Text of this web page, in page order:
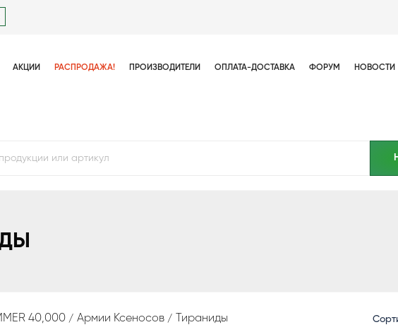
АКЦИИ РАСПРОДАЖА! ПРОИЗВОДИТЕЛИ ОПЛАТА-ДОСТАВКА ФОРУМ НОВОСТИ
40,000 Армии Ксеносов Тираниды